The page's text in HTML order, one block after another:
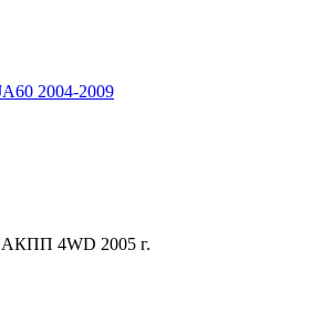
2004-2009
АКПП 4WD 2005 г.